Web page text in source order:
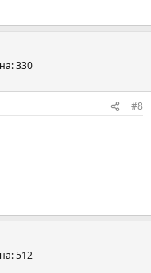
330
#8
512